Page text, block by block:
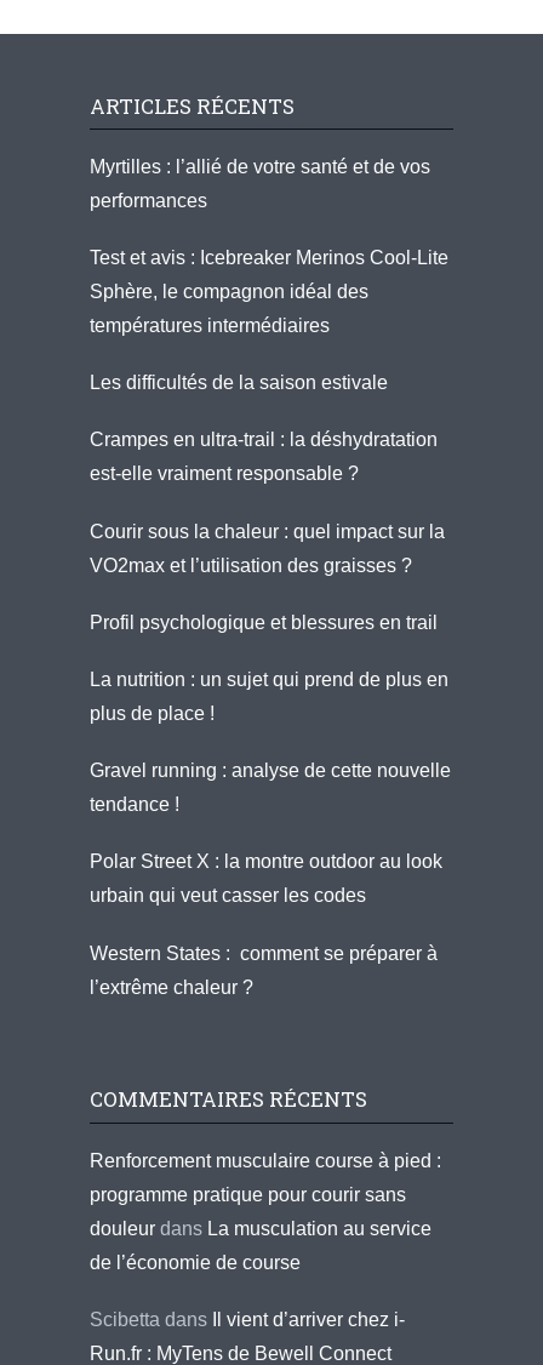
ARTICLES RÉCENTS
Myrtilles : l’allié de votre santé et de vos
performances
Test et avis : Icebreaker Merinos Cool-Lite
Sphère, le compagnon idéal des
températures intermédiaires
Les difficultés de la saison estivale
Crampes en ultra-trail : la déshydratation
est-elle vraiment responsable ?
Courir sous la chaleur : quel impact sur la
VO2max et l’utilisation des graisses ?
Profil psychologique et blessures en trail
La nutrition : un sujet qui prend de plus en
plus de place !
Gravel running : analyse de cette nouvelle
tendance !
Polar Street X : la montre outdoor au look
urbain qui veut casser les codes
Western States : comment se préparer à
l’extrême chaleur ?
COMMENTAIRES RÉCENTS
Renforcement musculaire course à pied :
programme pratique pour courir sans
douleur dans La musculation au service
de l’économie de course
Scibetta dans
Il vient d’arriver chez i-
Run.fr : MyTens de Bewell Connect